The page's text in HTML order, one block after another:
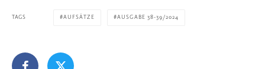
TAGS AUFSÄTZE AUSGABE 38-39/2024